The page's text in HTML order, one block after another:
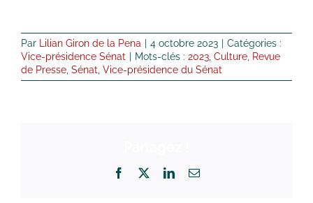
Par Lilian Giron de la Pena 4 octobre 2023
Catégories :
Vice-présidence Sénat
Mots-clés : 2023 Culture Revue
de Presse Sénat Vice-présidence du Sénat
Facebook LinkedInEmail